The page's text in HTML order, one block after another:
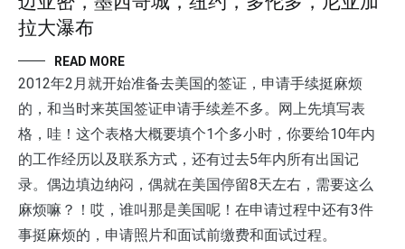
拉大瀑布
READ MORE
2012年2月就开始准备去美国的签证，申请手续挺麻烦
的，和当时来英国签证申请手续差不多。网上先填写表
格，哇！这个表格大概要填个1个多小时，你要给10年内
的工作经历以及联系方式，还有过去5年内所有出国记
录。偶边填边纳闷，偶就在美国停留8天左右，需要这么
麻烦嘛？！哎，谁叫那是美国呢！在申请过程中还有3件
事挺麻烦的，申请照片和面试前缴费和面试过程。